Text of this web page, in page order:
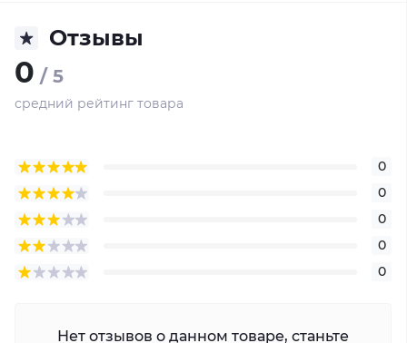
Отзывы
0 / 5
средний рейтинг товара
0
0
0
0
0
Нет отзывов о данном товаре, станьте